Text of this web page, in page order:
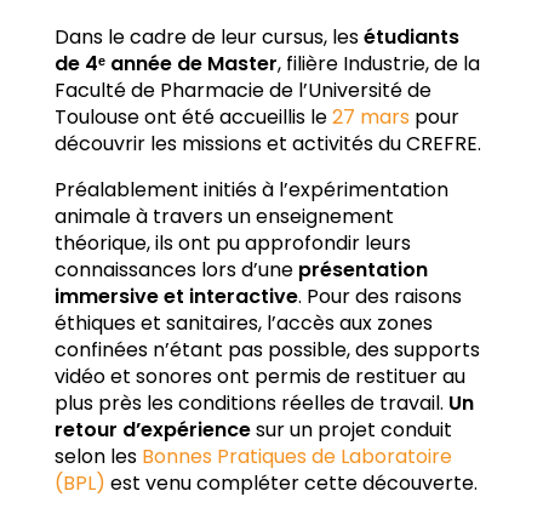
Dans le cadre de leur cursus, lesétudiants
de 4ᵉ année de Master, filière Industrie, de la
Faculté de Pharmacie de l’Université de
Toulouse ont été accueillis le27 mars pour
découvrir les missions et activités du CREFRE.
Préalablement initiés à l’expérimentation
animale à travers un enseignement
théorique, ils ont pu approfondir leurs
connaissances lors d’une présentation
immersive et interactive. Pour des raisons
éthiques et sanitaires, l’accès aux zones
confinées n’étant pas possible, des supports
vidéo et sonores ont permis de restituer au
plus près les conditions réelles de travail. Un
retour d’expériencesur un projet conduit
selon les Bonnes Pratiques de Laboratoire
(BPL) est venu compléter cette découverte.